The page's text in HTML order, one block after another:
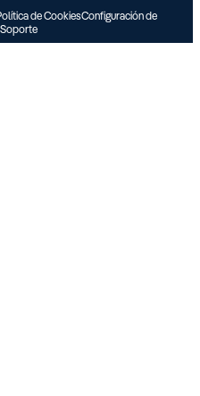
de CookiesConfiguración de
Soporte